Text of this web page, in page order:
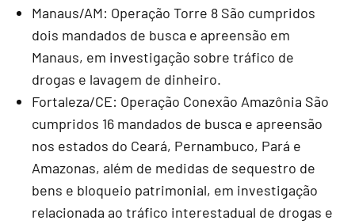
Manaus/AM: Operação Torre 8 São cumpridos
dois mandados de busca e apreensão em
Manaus, em investigação sobre tráfico de
drogas e lavagem de dinheiro.
Fortaleza/CE: Operação Conexão Amazônia São
cumpridos 16 mandados de busca e apreensão
nos estados do Ceará, Pernambuco, Pará e
Amazonas, além de medidas de sequestro de
bens e bloqueio patrimonial, em investigação
relacionada ao tráfico interestadual de drogas e